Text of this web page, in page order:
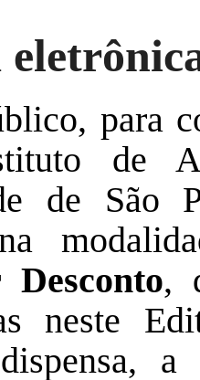
para
de
de São
,
neste
a